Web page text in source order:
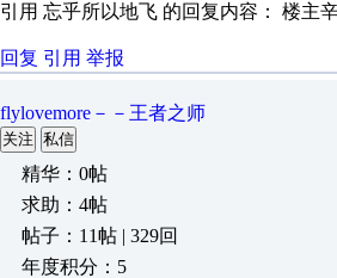
引用 忘乎所以地飞 的回复内容： 楼主
回复 引用 举报
flylovemore－－王者之师
关注 私信
精华：0帖
求助：4帖
帖子：11帖 | 329回
年度积分：5